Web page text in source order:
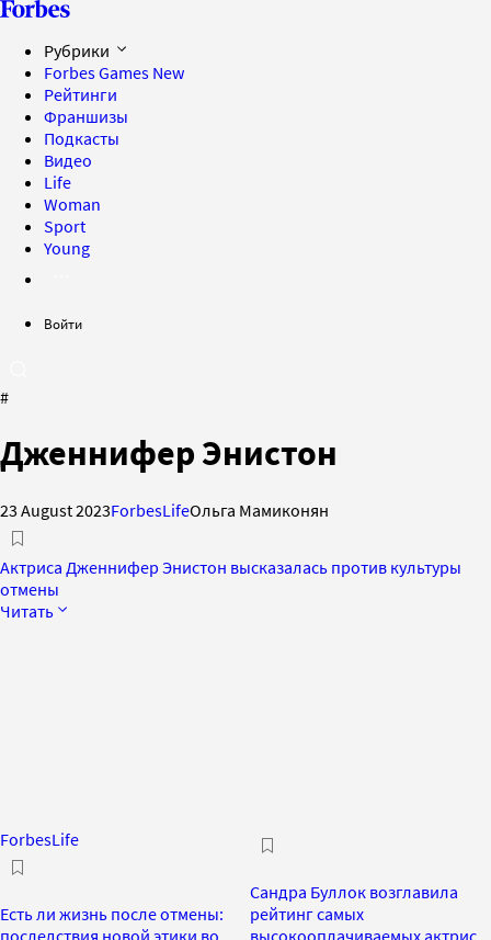
Рубрики
Forbes Games New
Рейтинги
Франшизы
Подкасты
Видео
Life
Woman
Sport
Young
Войти
#
Дженнифер Энистон
23 August 2023ForbesLifeОльга Мамиконян
Актриса Дженнифер Энистон высказалась против культуры
отмены
Читать
ForbesLife
Есть ли жизнь после отмены:
последствия новой этики во
Сандра Буллок возглавила
рейтинг самых
высокооплачиваемых актрис